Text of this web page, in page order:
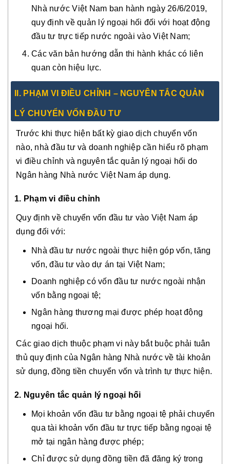
Nhà nước Việt Nam ban hành ngày 26/6/2019,
quy định về quản lý ngoại hối đối với hoạt động
đầu tư trực tiếp nước ngoài vào Việt Nam;
Các văn bản hướng dẫn thi hành khác có liên
quan còn hiệu lực.
II. PHẠM VI ĐIỀU CHỈNH – NGUYÊN TẮC QUẢN
LÝ CHUYỂN VỐN ĐẦU TƯ
Trước khi thực hiện bất kỳ giao dịch chuyển vốn
nào, nhà đầu tư và doanh nghiệp cần hiểu rõ phạm
vi điều chỉnh và nguyên tắc quản lý ngoại hối do
Ngân hàng Nhà nước Việt Nam áp dụng.
1. Phạm vi điều chỉnh
Quy định về chuyển vốn đầu tư vào Việt Nam áp
dụng đối với:
Nhà đầu tư nước ngoài thực hiện góp vốn, tăng
vốn, đầu tư vào dự án tại Việt Nam;
Doanh nghiệp có vốn đầu tư nước ngoài nhận
vốn bằng ngoại tệ;
Ngân hàng thương mại được phép hoạt động
ngoại hối.
Các giao dịch thuộc phạm vi này bắt buộc phải tuân
thủ quy định của Ngân hàng Nhà nước về tài khoản
sử dụng, đồng tiền chuyển vốn và trình tự thực hiện.
2. Nguyên tắc quản lý ngoại hối
Mọi khoản vốn đầu tư bằng ngoại tệ phải chuyển
qua tài khoản vốn đầu tư trực tiếp bằng ngoại tệ
mở tại ngân hàng được phép;
Chỉ được sử dụng đồng tiền đã đăng ký trong